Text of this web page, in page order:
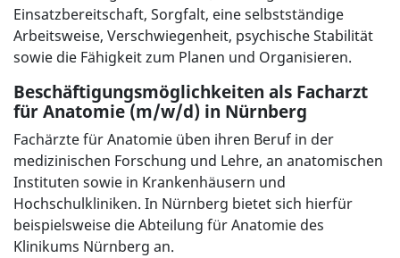
Einsatzbereitschaft, Sorgfalt, eine selbstständige
Arbeitsweise, Verschwiegenheit, psychische Stabilität
sowie die Fähigkeit zum Planen und Organisieren.
Beschäftigungsmöglichkeiten als Facharzt
für Anatomie (m/w/d) in Nürnberg
Fachärzte für Anatomie üben ihren Beruf in der
medizinischen Forschung und Lehre, an anatomischen
Instituten sowie in Krankenhäusern und
Hochschulkliniken. In Nürnberg bietet sich hierfür
beispielsweise die Abteilung für Anatomie des
Klinikums Nürnberg an.